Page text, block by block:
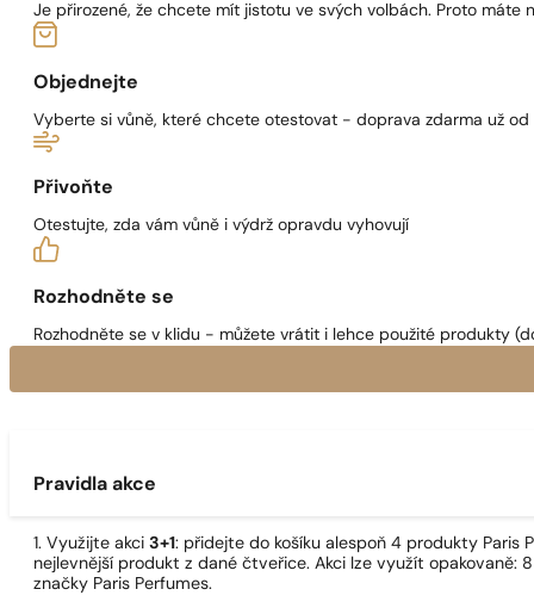
Je přirozené, že chcete mít jistotu ve svých volbách. Proto máte
Objednejte
Vyberte si vůně, které chcete otestovat - doprava zdarma už
Přivoňte
Otestujte, zda vám vůně i výdrž opravdu vyhovují
Rozhodněte se
Rozhodněte se v klidu - můžete vrátit i lehce použité produkty
Pravidla akce
1. Využijte akci 3+1: přidejte do košíku alespoň 4 produkty
nejlevnější produkt z dané čtveřice. Akci lze využít opakovaně:
značky Paris Perfumes.